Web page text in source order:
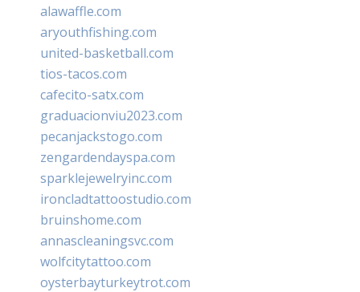
alawaffle.com
aryouthfishing.com
united-basketball.com
tios-tacos.com
cafecito-satx.com
graduacionviu2023.com
pecanjackstogo.com
zengardendayspa.com
sparklejewelryinc.com
ironcladtattoostudio.com
bruinshome.com
annascleaningsvc.com
wolfcitytattoo.com
oysterbayturkeytrot.com